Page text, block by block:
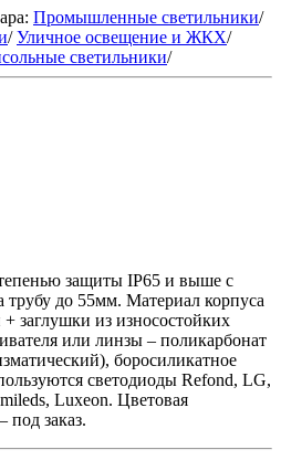
Промышленные светильники/
/Уличное освещение и ЖКХ/
светильники/
защиты IP65 и выше с
до 55мм. Материал корпуса
заглушки из износостойких
или линзы – поликарбонат
боросиликатное
светодиоды Refond, LG,
Luxeon. Цветовая
под заказ.